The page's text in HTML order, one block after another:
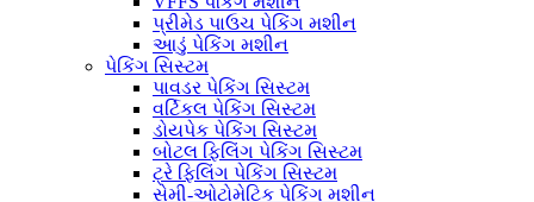
પ્રીમેડ પાઉચ પેકિંગ મશીન
આડું પેકિંગ મશીન
પેકિંગ સિસ્ટમ
પાવડર પેકિંગ સિસ્ટમ
વર્ટિકલ પેકિંગ સિસ્ટમ
ડોયપેક પેકિંગ સિસ્ટમ
બોટલ ફિલિંગ પેકિંગ સિસ્ટમ
ટ્રે ફિલિંગ પેકિંગ સિસ્ટમ
સેમી-ઓટોમેટિક પેકિંગ મશીન